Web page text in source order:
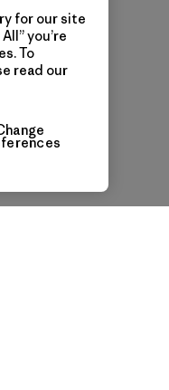
for our site
you’re
To
read our